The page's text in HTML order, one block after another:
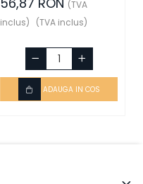
Electric - Schneider
(TVA
inclus)
(TVA inclus)
ADAUGA IN COS